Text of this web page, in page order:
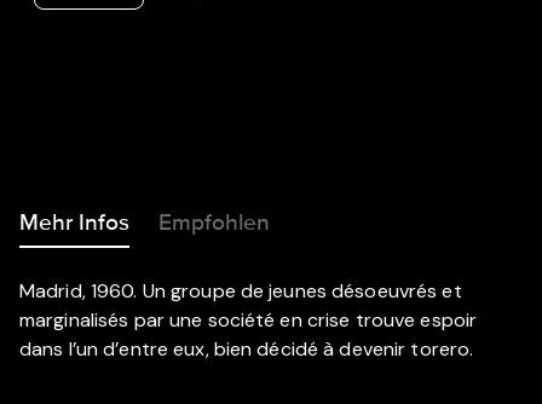
Mehr Infos Empfohlen
Madrid, 1960. Un groupe de jeunes désoeuvrés et
marginalisés par une société en crise trouve espoir
dans l’un d’entre eux, bien décidé à devenir torero.